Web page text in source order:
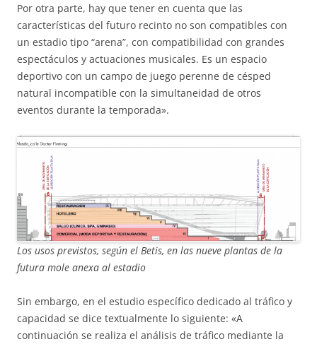
Por otra parte, hay que tener en cuenta que las
características del futuro recinto no son compatibles con
un estadio tipo “arena”, con compatibilidad con grandes
espectáculos y actuaciones musicales. Es un espacio
deportivo con un campo de juego perenne de césped
natural incompatible con la simultaneidad de otros
eventos durante la temporada».
Los usos previstos, según el Betis, en las nueve plantas de la
futura mole anexa al estadio
Sin embargo, en el estudio específico dedicado al tráfico y
capacidad se dice textualmente lo siguiente: «A
continuación se realiza el análisis de tráfico mediante la